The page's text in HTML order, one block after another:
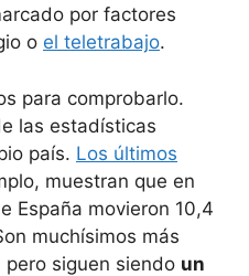
por factores
o el teletrabajo.
para comprobarlo.
las estadísticas
país. Los últimos
muestran que en
España movieron 10,4
muchísimos más
siguen siendo un